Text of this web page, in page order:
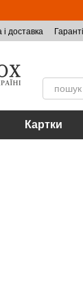
доставка
Картки